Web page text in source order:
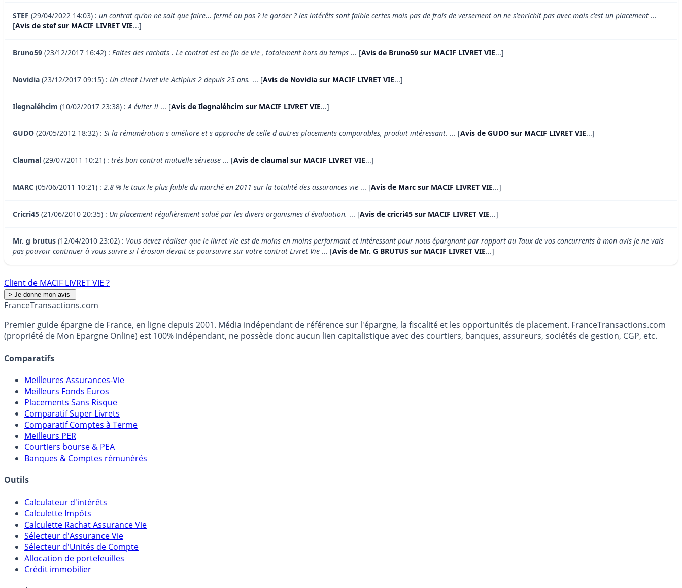
STEF (29/04/2022 14:03) : un contrat qu'on ne sait que faire... fermé ou pas ? le garder ? les intérêts sont faible certes mais pas de frais de versement on ne s'enrichit pas avec mais c'est un placement ...
[Avis de stef sur MACIF LIVRET VIE...]
Bruno59 (23/12/2017 16:42) : Faites des rachats . Le contrat est en fin de vie , totalement hors du temps ... [Avis de Bruno59 sur MACIF LIVRET VIE...]
Novidia (23/12/2017 09:15) : Un client Livret vie Actiplus 2 depuis 25 ans. ... [Avis de Novidia sur MACIF LIVRET VIE...]
Ilegnaléhcim (10/02/2017 23:38) :A éviter !! ... [Avis de Ilegnaléhcim sur MACIF LIVRET VIE...]
GUDO (20/05/2012 18:32) : Si la rémunération s améliore et s approche de celle d autres placements comparables, produit intéressant. ... [Avis de GUDO sur MACIF LIVRET VIE...]
Claumal (29/07/2011 10:21) : trés bon contrat mutuelle sérieuse ... [Avis de claumal sur MACIF LIVRET VIE...]
MARC (05/06/2011 10:21) : 2.8 % le taux le plus faible du marché en 2011 sur la totalité des assurances vie ... [Avis de Marc sur MACIF LIVRET VIE...]
Cricri45 (21/06/2010 20:35) : Un placement régulièrement salué par les divers organismes d évaluation. ... [Avis de cricri45 sur MACIF LIVRET VIE...]
Mr. g brutus (12/04/2010 23:02) : Vous devez réaliser que le livret vie est de moins en moins performant et intéressant pour nous épargnant par rapport au Taux de vos concurrents à mon avis je ne vais
pas pouvoir continuer à vous suivre si l érosion devait ce poursuivre sur votre contrat Livret Vie ... [Avis de Mr. G BRUTUS sur MACIF LIVRET VIE...]
Client de MACIF LIVRET VIE ?
FranceTransactions.com
Premier guide épargne de France, en ligne depuis 2001. Média indépendant de référence sur l'épargne, la fiscalité et les opportunités de placement. FranceTransactions.com
(propriété de Mon Epargne Online) est 100% indépendant, ne possède donc aucun lien capitalistique avec des courtiers, banques, assureurs, sociétés de gestion, CGP, etc.
Comparatifs
Meilleures Assurances-Vie
Meilleurs Fonds Euros
Placements Sans Risque
Comparatif Super Livrets
Comparatif Comptes à Terme
Meilleurs PER
Courtiers bourse & PEA
Banques & Comptes rémunérés
Outils
Calculateur d'intérêts
Calculette Impôts
Calculette Rachat Assurance Vie
Sélecteur d'Assurance Vie
Sélecteur d'Unités de Compte
Allocation de portefeuilles
Crédit immobilier